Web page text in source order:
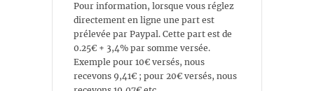
Pour information, lorsque vous réglez
directement en ligne une part est
prélevée par Paypal. Cette part est de
0.25€ + 3,4% par somme versée.
Exemple pour 10€ versés, nous
recevons 9,41€ ; pour 20€ versés, nous